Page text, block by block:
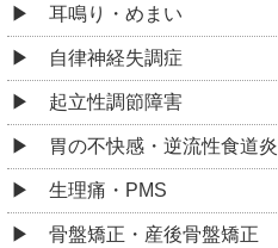
耳鳴り・めまい
自律神経失調症
起立性調節障害
胃の不快感・逆流性食道炎
生理痛・PMS
骨盤矯正・産後骨盤矯正